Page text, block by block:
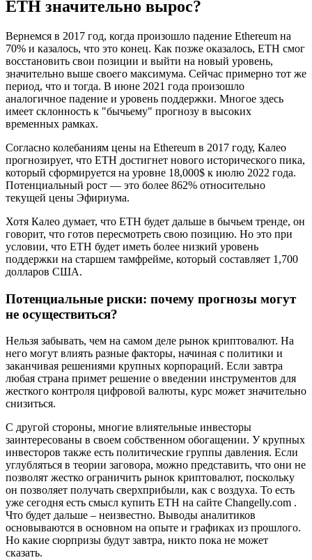
ETH значительно вырос?
Вернемся в 2017 год, когда произошло падение Ethereum на
70% и казалось, что это конец. Как позже оказалось, ETH смог
восстановить свои позиции и выйти на новый уровень,
значительно выше своего максимума. Сейчас примерно тот же
период, что и тогда. В июне 2021 года произошло
аналогичное падение и уровень поддержки. Многое здесь
имеет склонность к "бычьему" прогнозу в высоких
временных рамках.
Согласно колебаниям цены на Ethereum в 2017 году, Калео
прогнозирует, что ETH достигнет нового исторического пика,
который сформируется на уровне 18,000$ к июлю 2022 года.
Потенциальный рост — это более 862% относительно
текущей цены Эфириума.
Хотя Калео думает, что ETH будет дальше в бычьем тренде, он
говорит, что готов пересмотреть свою позицию. Но это при
условии, что ETH будет иметь более низкий уровень
поддержки на старшем тамфрейме, который составляет 1,700
долларов США.
Потенциальные риски: почему прогнозы могут
не осуществиться?
Нельзя забывать, чем на самом деле рынок криптовалют. На
него могут влиять разные факторы, начиная с политики и
заканчивая решениями крупных корпораций. Если завтра
любая страна примет решение о введении инструментов для
жесткого контроля цифровой валюты, курс может значительно
снизиться.
С другой стороны, многие влиятельные инвесторы
заинтересованы в своем собственном обогащении. У крупных
инвесторов также есть политические группы давления. Если
углубляться в теории заговора, можно представить, что они не
позволят жестко ограничить рынок криптовалют, поскольку
он позволяет получать сверхприбыли, как с воздуха. То есть
уже сегодня есть смысл купить ETH на сайте Changelly.com .
Что будет дальше – неизвестно. Выводы аналитиков
основываются в основном на опыте и графиках из прошлого.
Но какие сюрпризы будут завтра, никто пока не может
сказать.